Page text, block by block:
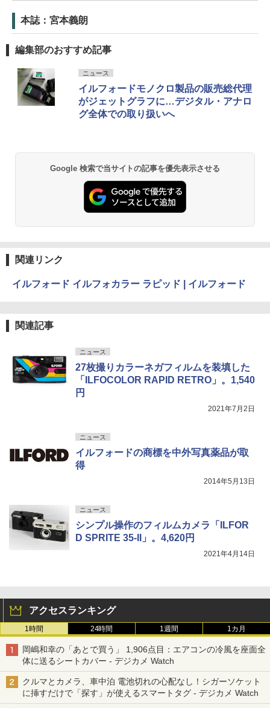
本誌：宮本義朗
編集部のおすすめ記事
ニュース
イルフォードモノクロ製品の販売総代理
がジェットグラフに…デジタル・アナロ
グ全体での取り扱いへ
Google 検索で当サイトの記事を優先表示させる
関連リンク
イルフォード イルフォカラー ラピッド | イルフォード
関連記事
ニュース
27枚撮りカラーネガフィルムを装填した
「ILFOCOLOR RAPID RETRO」。1,540
円
2021年7月2日
ニュース
イルフォードの商標を中外写真薬品が取
得
2014年5月13日
ニュース
シンプル操作のフィルムカメラ「ILFOR
D SPRITE 35-II」。4,620円
2021年4月14日
アクセスランキング
1時間 24時間 1週間 1カ月
岡嶋和幸の「あとで買う」 1,906点目：エアコンの冷風を座面全
体に送るシートカバー - デジカメ Watch
クルマとカメラ、車中泊 電池切れの心配なし！シガーソケット
に挿すだけで「探す」が使えるスマートタグ - デジカメ Watch